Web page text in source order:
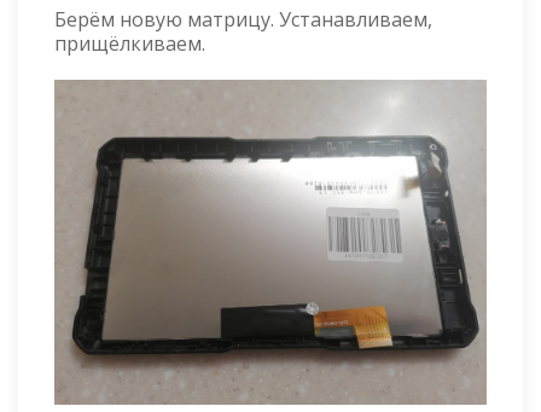
Берём новую матрицу. Устанавливаем,
прищёлкиваем.